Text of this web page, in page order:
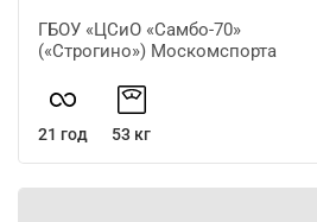
ГБОУ «ЦСиО «Самбо-70»
(«Строгино») Москомспорта
21 год 53 кг